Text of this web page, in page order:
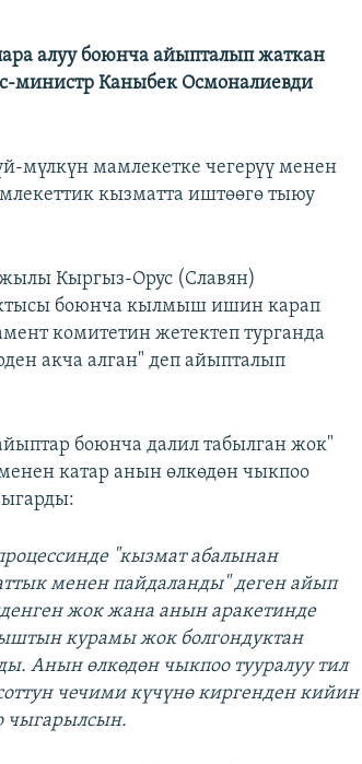
алуу боюнча айыпталып жаткан
министр Каныбек Осмоналиевди
мүлкүн мамлекетке чегерүү менен
кызматта иштөөгө тыюу
Кыргыз-Орус (Славян)
боюнча кылмыш ишин карап
комитетин жетектеп турганда
акча алган" деп айыпталып
боюнча далил табылган жок"
катар анын өлкөдөн чыкпоо
"кызмат абалынан
менен пайдаланды" деген айып
жок жана анын аракетинде
курамы жок болгондуктан
Анын өлкөдөн чыкпоо тууралуу тил
чечими күчүнө киргенден кийин
чыгарылсын.